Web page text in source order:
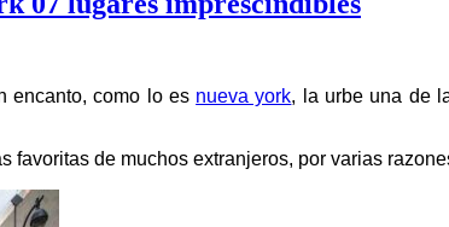
encanto, como lo es nueva york, la urbe una de
favoritas de muchos extranjeros, por varias